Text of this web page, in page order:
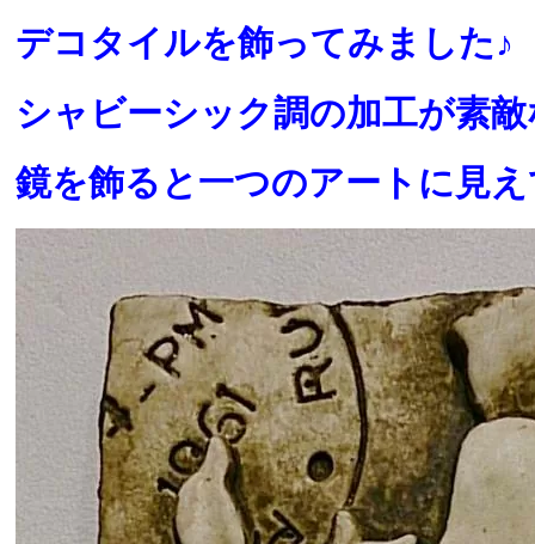
デコタイルを飾ってみました♪
シャビーシック調の加工が素
鏡を飾ると一つのアートに見